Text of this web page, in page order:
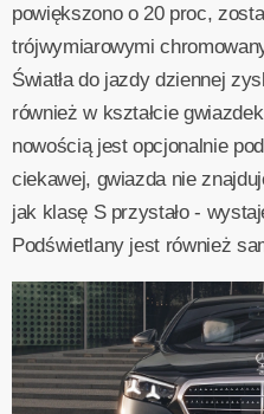
powiększono o 20 proc,
trójwymiarowymi
Światła do jazdy dziennej
również w kształcie
nowością jest opcjonalnie
ciekawej, gwiazda nie
jak klasę S przystało -
Podświetlany jest również